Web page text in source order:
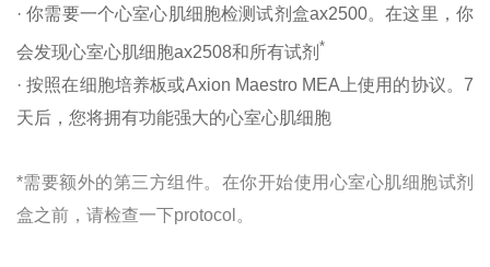
· 你需要一个心室心肌细胞检测试剂盒ax2500。在这里，你
会发现心室心肌细胞ax2508和所有试剂 *
· 按照在细胞培养板或Axion Maestro MEA上使用的协议。7
天后，您将拥有功能强大的心室心肌细胞
*需要额外的第三方组件。在你开始使用心室心肌细胞试剂
盒之前，请检查一下protocol。